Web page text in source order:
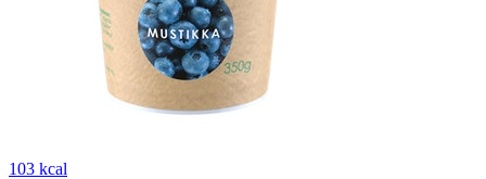
103 kcal